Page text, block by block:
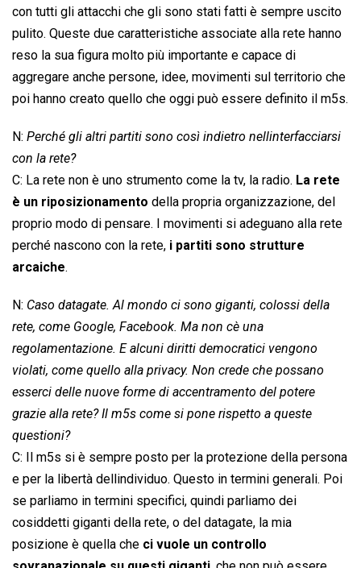
con tutti gli attacchi che gli sono stati fatti è sempre uscito
pulito. Queste due caratteristiche associate alla rete hanno
reso la sua figura molto più importante e capace di
aggregare anche persone, idee, movimenti sul territorio che
poi hanno creato quello che oggi può essere definito il m5s.
N: Perché gli altri partiti sono così indietro nellinterfacciarsi
con la rete?
C: La rete non è uno strumento come la tv, la radio. La rete
è un riposizionamento della propria organizzazione, del
proprio modo di pensare. I movimenti si adeguano alla rete
perché nascono con la rete, i partiti sono strutture
arcaiche.
N: Caso datagate. Al mondo ci sono giganti, colossi della
rete, come Google, Facebook. Ma non cè una
regolamentazione. E alcuni diritti democratici vengono
violati, come quello alla privacy. Non crede che possano
esserci delle nuove forme di accentramento del potere
grazie alla rete? Il m5s come si pone rispetto a queste
questioni?
C: Il m5s si è sempre posto per la protezione della persona
e per la libertà dellindividuo. Questo in termini generali. Poi
se parliamo in termini specifici, quindi parliamo dei
cosiddetti giganti della rete, o del datagate, la mia
posizione è quella che ci vuole un controllo